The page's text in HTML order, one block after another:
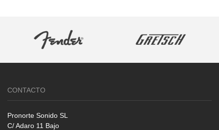
CONTACTO
Pronorte Sonido SL
C/ Adaro 11 Bajo